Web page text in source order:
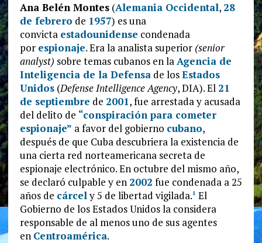
Ana Belén Montes(Alemania Occidental, 28
de febrero de 1957) es una
convicta estadounidense condenada
por espionaje. Era la analista superior (senior
analyst) sobre temas cubanos en laAgencia de
Inteligencia de la Defensade losEstados
Unidos(Defense Intelligence Agency, DIA). El 21
de septiembre de 2001, fue arrestada y acusada
del delito de “conspiración para cometer
espionaje” a favor del gobierno cubano,
después de que Cuba descubriera la existencia de
una cierta red norteamericana secreta de
espionaje electrónico. En octubre del mismo año,
se declaró culpable y en 2002 fue condenada a 25
años de cárcely 5 de libertad vigilada.1 ​ El
Gobierno de los Estados Unidos la considera
responsable de al menos uno de sus agentes
en Centroamérica.